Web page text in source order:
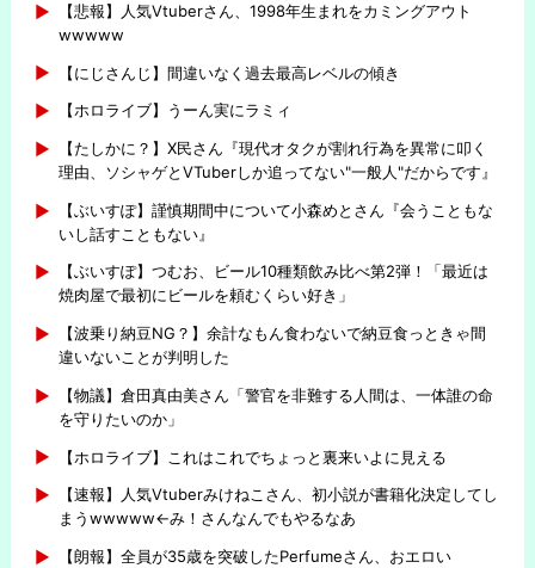
【悲報】人気Vtuberさん、1998年生まれをカミングアウト
wwwww
【にじさんじ】間違いなく過去最高レベルの傾き
【ホロライブ】うーん実にラミィ
【たしかに？】X民さん『現代オタクが割れ行為を異常に叩く
理由、ソシャゲとVTuberしか追ってない"一般人"だからです』
【ぶいすぽ】謹慎期間中について小森めとさん『会うこともな
いし話すこともない』
【ぶいすぽ】つむお、ビール10種類飲み比べ第2弾！「最近は
焼肉屋で最初にビールを頼むくらい好き」
【波乗り納豆NG？】余計なもん食わないで納豆食っときゃ間
違いないことが判明した
【物議】倉田真由美さん「警官を非難する人間は、一体誰の命
を守りたいのか」
【ホロライブ】これはこれでちょっと裏来いよに見える
【速報】人気Vtuberみけねこさん、初小説が書籍化決定してし
まうwwwww←み！さんなんでもやるなあ
【朗報】全員が35歳を突破したPerfumeさん、おエロい